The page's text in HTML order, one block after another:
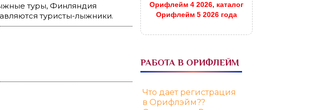
туры, Финляндия
туристы-лыжники.
Орифлейм 4 2026, каталог
Орифлейм 5 2026 года
РАБОТА В ОРИФЛЕЙМ
Что дает регистрация
в Орифлэйм??